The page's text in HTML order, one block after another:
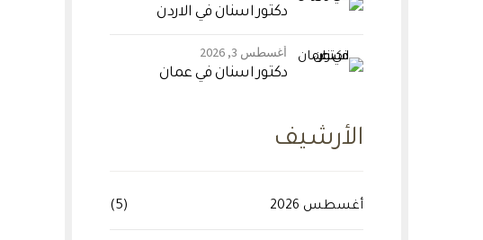
دكتور اسنان في الاردن
أغسطس 3, 2026
دكتور اسنان في عمان
الأرشيف
أغسطس 2026 (5)